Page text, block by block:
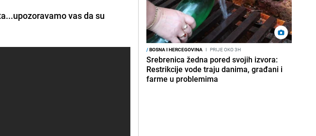
vas da su
/BOSNA I HERCEGOVINA I PRIJE OKO 3H
Srebrenica žedna pored svojih izvora:
Restrikcije vode traju danima, građani i
farme u problemima